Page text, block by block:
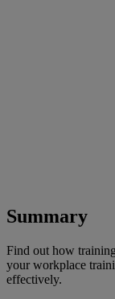
Summary
Find out how
your workplace
effectively.